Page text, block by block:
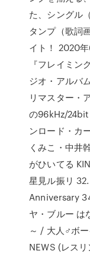
た、シングル
タンプ（歌詞
イト！ 2020
『フレイミン
ジオ・アルバ
リマスター・
の96kHz/24bit
ンロード・カ
くみこ・中井
がひいてる
星見ル振リ
Anniversary
ヤ・ブルー は
～ / 大人♂ボ
NEWS (レス